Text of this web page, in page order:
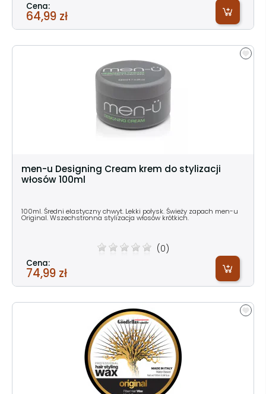
Cena:
64,99 zł
men-u Designing Cream krem do stylizacji
włosów 100ml
100ml. Średni elastyczny chwyt. Lekki połysk. Świeży zapach men-u
Original. Wszechstronna stylizacja włosów krótkich.
(0)
Cena:
74,99 zł